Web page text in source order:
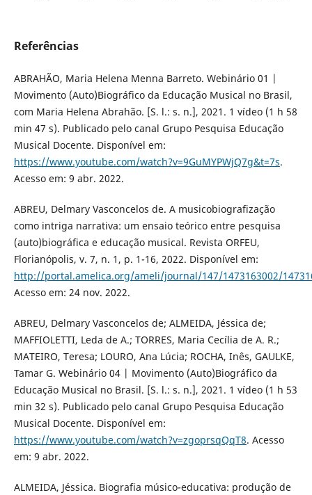
Referências
ABRAHÃO, Maria Helena Menna Barreto. Webinário 01 |
Movimento (Auto)Biográfico da Educação Musical no Brasil,
com Maria Helena Abrahão. [S. l.: s. n.], 2021. 1 vídeo (1 h 58
min 47 s). Publicado pelo canal Grupo Pesquisa Educação
Musical Docente. Disponível em:
https://www.youtube.com/watch?v=9GuMYPWjQ7g&t=7s.
Acesso em: 9 abr. 2022.
ABREU, Delmary Vasconcelos de. A musicobiografização
como intriga narrativa: um ensaio teórico entre pesquisa
(auto)biográfica e educação musical. Revista ORFEU,
Florianópolis, v. 7, n. 1, p. 1-16, 2022. Disponível em:
http://portal.amelica.org/ameli/journal/147/1473163002/
Acesso em: 24 nov. 2022.
ABREU, Delmary Vasconcelos de; ALMEIDA, Jéssica de;
MAFFIOLETTI, Leda de A.; TORRES, Maria Cecília de A. R.;
MATEIRO, Teresa; LOURO, Ana Lúcia; ROCHA, Inês, GAULKE,
Tamar G. Webinário 04 | Movimento (Auto)Biográfico da
Educação Musical no Brasil. [S. l.: s. n.], 2021. 1 vídeo (1 h 53
min 32 s). Publicado pelo canal Grupo Pesquisa Educação
Musical Docente. Disponível em:
https://www.youtube.com/watch?v=zgoprsqQqT8. Acesso
em: 9 abr. 2022.
ALMEIDA, Jéssica. Biografia músico-educativa: produção de